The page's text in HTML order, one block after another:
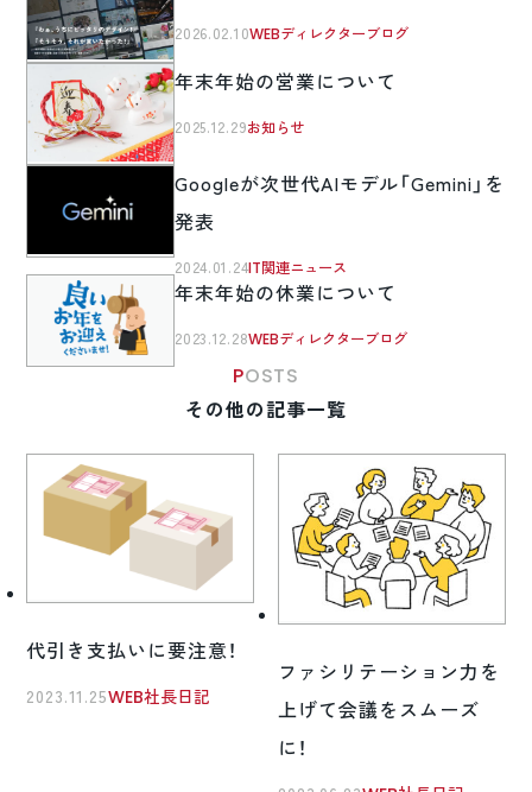
2026.02.10WEBディレクターブログ
年末年始の営業について
2025.12.29お知らせ
Googleが次世代AIモデル「Gemini」を
発表
2024.01.24IT関連ニュース
年末年始の休業について
2023.12.28WEBディレクターブログ
POSTS
その他の記事一覧
代引き支払いに要注意！
2023.11.25WEB社長日記
ファシリテーション力を
上げて会議をスムーズ
に！